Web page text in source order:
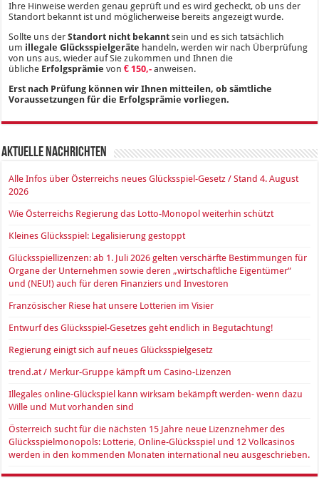
Ihre Hinweise werden genau geprüft und es wird gecheckt, ob uns der
Standort bekannt ist und möglicherweise bereits angezeigt wurde.
Sollte uns derStandort nicht bekanntsein und es sich tatsächlich
um illegale Glücksspielgeräte handeln, werden wir nach Überprüfung
von uns aus, wieder auf Sie zukommen und Ihnen die
übliche Erfolgsprämievon € 150,- anweisen.
Erst nach Prüfung können wir Ihnen mitteilen, ob sämtliche
Voraussetzungen für die Erfolgsprämie vorliegen.
Aktuelle Nachrichten
Alle Infos über Österreichs neues Glücksspiel-Gesetz / Stand 4. August
2026
Wie Österreichs Regierung das Lotto-Monopol weiterhin schützt
Kleines Glücksspiel: Legalisierung gestoppt
Glücksspiellizenzen: ab 1. Juli 2026 gelten verschärfte Bestimmungen für
Organe der Unternehmen sowie deren „wirtschaftliche Eigentümer“
und (NEU!) auch für deren Finanziers und Investoren
Französischer Riese hat unsere Lotterien im Visier
Entwurf des Glücksspiel-Gesetzes geht endlich in Begutachtung!
Regierung einigt sich auf neues Glücksspielgesetz
trend.at / Merkur-Gruppe kämpft um Casino-Lizenzen
Illegales online-Glückspiel kann wirksam bekämpft werden- wenn dazu
Wille und Mut vorhanden sind
Österreich sucht für die nächsten 15 Jahre neue Lizenznehmer des
Glücksspielmonopols: Lotterie, Online-Glücksspiel und 12 Vollcasinos
werden in den kommenden Monaten international neu ausgeschrieben.